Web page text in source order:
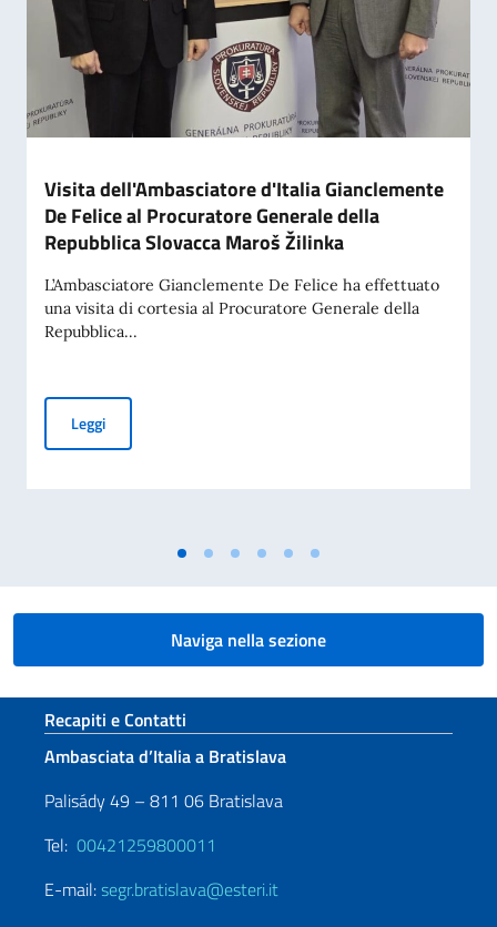
Visita dell'Ambasciatore d'Italia Gianclemente
De Felice al Procuratore Generale della
Repubblica Slovacca Maroš Žilinka
L’Ambasciatore Gianclemente De Felice ha effettuato
una visita di cortesia al Procuratore Generale della
Repubblica...
LeggiVisita dell'Ambasciatore d'Italia Gianclemente De Felice al
Naviga nella sezione
Sezione footer
Recapiti e Contatti
Ambasciata d’Italia a Bratislava
Palisády 49 – 811 06 Bratislava
Tel: 00421259800011
E-mail:segr.bratislava@esteri.it